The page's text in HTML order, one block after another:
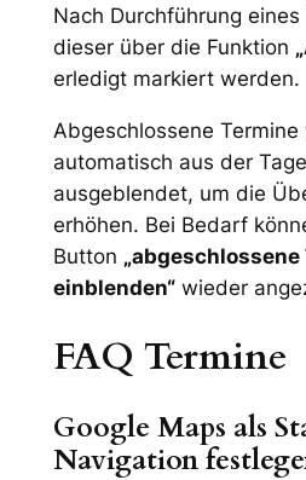
Nach Durchführung eines
dieser über die Funktion
erledigt markiert werden.
Abgeschlossene Termine
automatisch aus der
ausgeblendet, um die
erhöhen. Bei Bedarf
Button „abgeschlossene
einblenden“wieder
FAQ Termine
Google Maps als
Navigation